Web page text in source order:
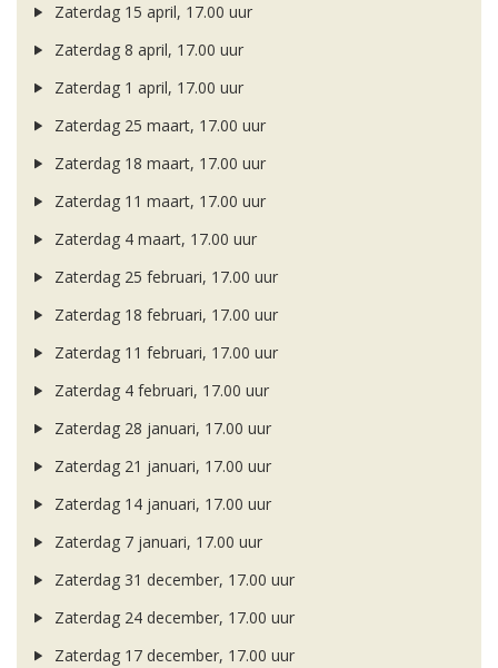
Zaterdag 15 april, 17.00 uur
Zaterdag 8 april, 17.00 uur
Zaterdag 1 april, 17.00 uur
Zaterdag 25 maart, 17.00 uur
Zaterdag 18 maart, 17.00 uur
Zaterdag 11 maart, 17.00 uur
Zaterdag 4 maart, 17.00 uur
Zaterdag 25 februari, 17.00 uur
Zaterdag 18 februari, 17.00 uur
Zaterdag 11 februari, 17.00 uur
Zaterdag 4 februari, 17.00 uur
Zaterdag 28 januari, 17.00 uur
Zaterdag 21 januari, 17.00 uur
Zaterdag 14 januari, 17.00 uur
Zaterdag 7 januari, 17.00 uur
Zaterdag 31 december, 17.00 uur
Zaterdag 24 december, 17.00 uur
Zaterdag 17 december, 17.00 uur